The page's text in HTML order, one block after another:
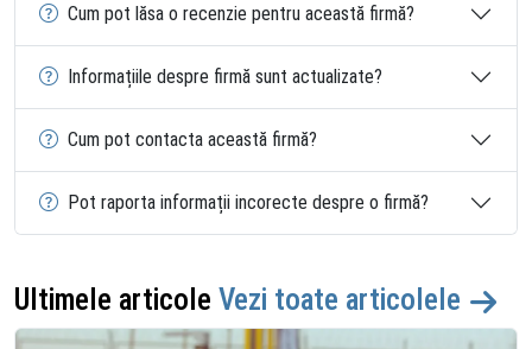
Cum pot lăsa o recenzie pentru această firmă?
Informațiile despre firmă sunt actualizate?
Cum pot contacta această firmă?
Pot raporta informații incorecte despre o firmă?
Ultimele articole Vezi toate articolele